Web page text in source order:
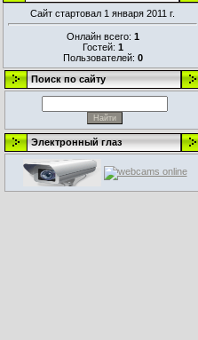
Сайт стартовал 1 января 2011 г.
Онлайн всего: 1
Гостей: 1
Пользователей: 0
Поиск по сайту
Электронный глаз